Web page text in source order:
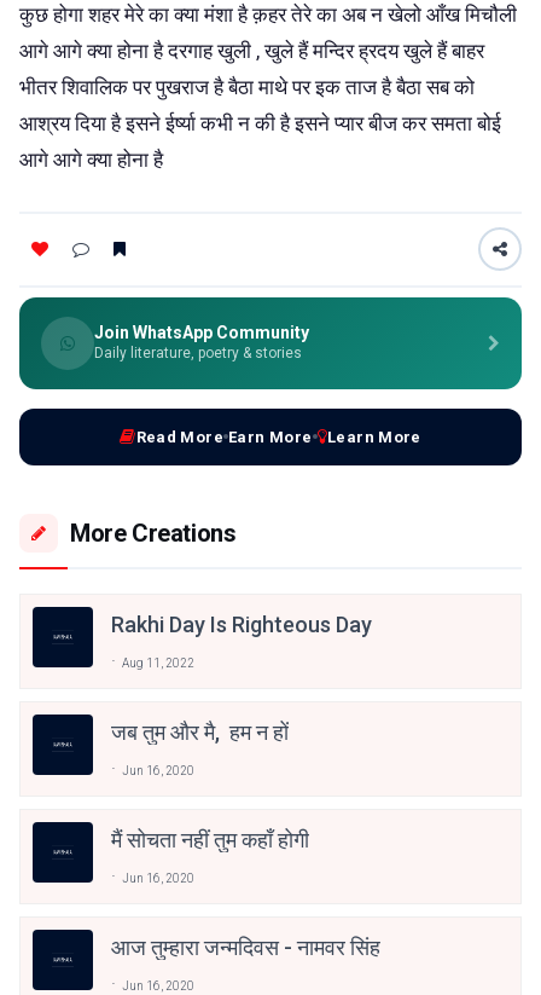
कुछ होगा शहर मेरे का क्या मंशा है क़हर तेरे का अब न खेलो आँख मिचौली
आगे आगे क्या होना है दरगाह खुली , खुले हैं मन्दिर ह्रदय खुले हैं बाहर
भीतर शिवालिक पर पुखराज है बैठा माथे पर इक ताज है बैठा सब को
आश्रय दिया है इसने ईर्ष्या कभी न की है इसने प्यार बीज कर समता बोई
आगे आगे क्या होना है
Join WhatsApp Community
Daily literature, poetry & stories
Read More Earn More Learn More
More Creations
Rakhi Day Is Righteous Day
Aug 11, 2022
जब तुम और मै, हम न हों
Jun 16, 2020
मैं सोचता नहीं तुम कहाँ होगी
Jun 16, 2020
आज तुम्हारा जन्मदिवस - नामवर सिंह
Jun 16, 2020